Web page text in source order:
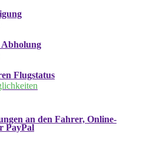
Abholung
Flugstatus
an den Fahrer, Online-
PayPal